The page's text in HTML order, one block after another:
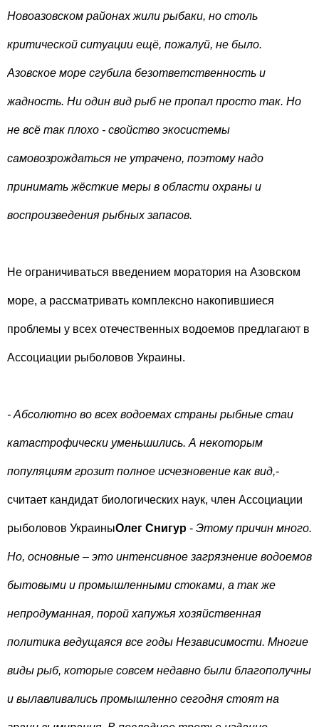
Новоазовском районах жили рыбаки, но столь
критической ситуации ещё, пожалуй, не было.
Азовское море сгубила безответственность и
жадность. Ни один вид рыб не пропал просто так. Но
не всё так плохо - свойство экосистемы
самовозрождаться не утрачено, поэтому надо
принимать жёсткие меры в области охраны и
воспроизведения рыбных запасов.
Не ограничиваться введением моратория на Азовском
море, а рассматривать комплексно накопившиеся
проблемы у всех отечественных водоемов предлагают в
Ассоциации рыболовов Украины.
- Абсолютно во всех водоемах страны рыбные стаи
катастрофически уменьшились. А некоторым
популяциям грозит полное исчезновение как вид,-
считает кандидат биологических наук, член Ассоциации
рыболовов УкраиныОлег Снигур - Этому причин много.
Но, основные – это интенсивное загрязнение водоемов
бытовыми и промышленными стоками, а так же
непродуманная, порой хапужья хозяйственная
политика ведущаяся все годы Независимости. Многие
виды рыб, которые совсем недавно были благополучны
и вылавливались промышленно сегодня стоят на